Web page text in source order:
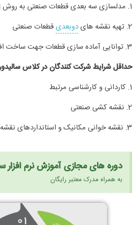
1. مدلسازی سه بعدی قطعات صنعتی به روش Solid Modeling
2. تهیه نقشه های
دوبعدیقطعات صنعتی
3. توانایی آماده سازی قطعات جهت ساخت افزایشی
حداقل شرایط شرکت کنندگان در کلاس
1. کاردانی و کارشناسی مرتبط
2. نقشه کشی صنعتی
3. نقشه خوانی مکانیک و استانداردهای نقشه
دوره های مجازی آموزش نرم افزار
به همراه مدرک معتبر رایگان